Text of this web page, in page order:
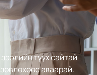
түүх сайтай
аваарай.